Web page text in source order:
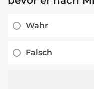
Wahr
Falsch